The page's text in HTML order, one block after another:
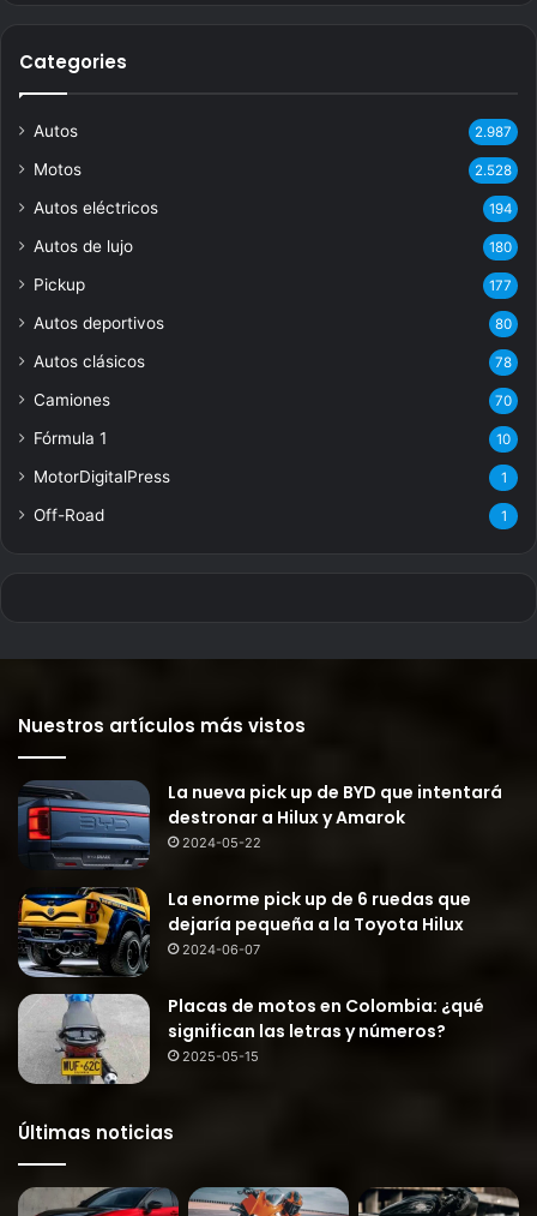
Categories
Autos 2.987
Motos 2.528
Autos eléctricos 194
Autos de lujo 180
Pickup 177
Autos deportivos 80
Autos clásicos 78
Camiones 70
Fórmula 1 10
MotorDigitalPress 1
Off-Road 1
Nuestros artículos más vistos
La nueva pick up de BYD que intentará
destronar a Hilux y Amarok
2024-05-22
La enorme pick up de 6 ruedas que
dejaría pequeña a la Toyota Hilux
2024-06-07
Placas de motos en Colombia: ¿qué
significan las letras y números?
2025-05-15
Últimas noticias